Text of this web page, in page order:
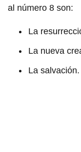
al número 8 son:
La
La nueva
La salvación.